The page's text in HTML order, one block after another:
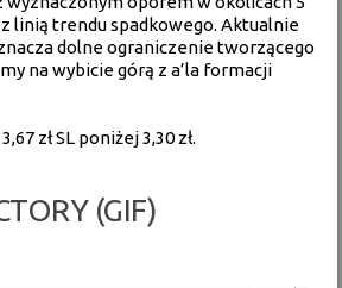
z linią trendu spadkowego. Aktualnie
dolne ograniczenie tworzącego
na wybicie górą z a’la formacji
zł SL poniżej 3,30 zł.
(GIF)